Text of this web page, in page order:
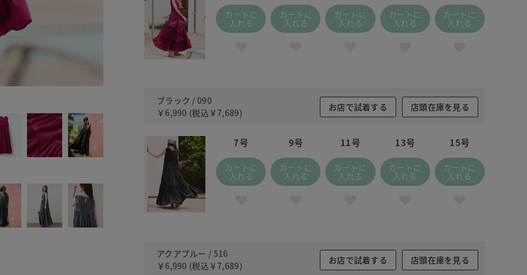
カートに
入れる
カートに
入れる
カートに
入れる
カートに
入れる
カートに
入れる
ブラック / 090
￥6,990 (税込 ￥7,689)
お店で試着する 店頭在庫を見る
7号
カートに
入れる
9号
カートに
入れる
11号
カートに
入れる
13号
カートに
入れる
15号
カートに
入れる
アクアブルー / 516
￥6,990 (税込 ￥7,689)
お店で試着する 店頭在庫を見る